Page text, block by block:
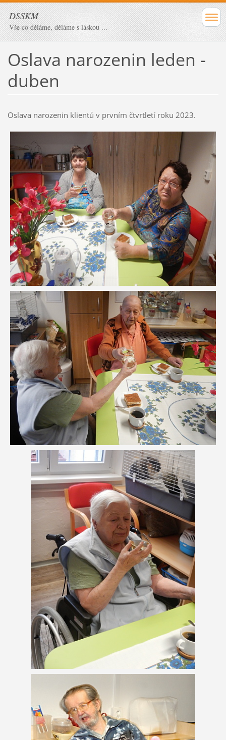
DSSKM
Vše co děláme, děláme s láskou ...
Oslava narozenin leden -
duben
Oslava narozenin klientů v prvním čtvrtletí roku 2023.